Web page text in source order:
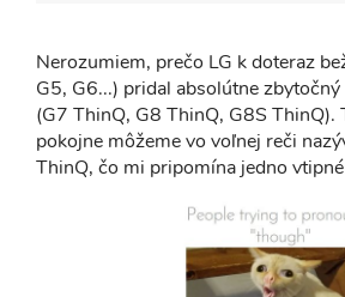
Nerozumiem, prečo LG k doteraz
G5, G6...) pridal absolútne
(G7 ThinQ, G8 ThinQ, G8S ThinQ).
pokojne môžeme vo voľnej reči
ThinQ, čo mi pripomína jedno